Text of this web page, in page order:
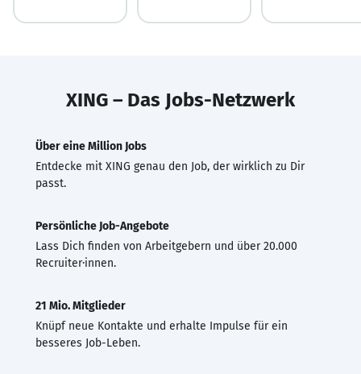
XING – Das Jobs-Netzwerk
Über eine Million Jobs
Entdecke mit XING genau den Job, der wirklich zu Dir
passt.
Persönliche Job-Angebote
Lass Dich finden von Arbeitgebern und über 20.000
Recruiter·innen.
21 Mio. Mitglieder
Knüpf neue Kontakte und erhalte Impulse für ein
besseres Job-Leben.